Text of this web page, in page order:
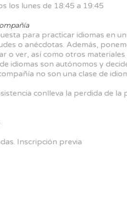
los lunes de 18:45 a 19:45
para practicar idiomas en
o anécdotas. Además,
o ver, así como otros
idiomas son autónomos y
no son una clase de
conlleva la perdida de la
Inscripción previa